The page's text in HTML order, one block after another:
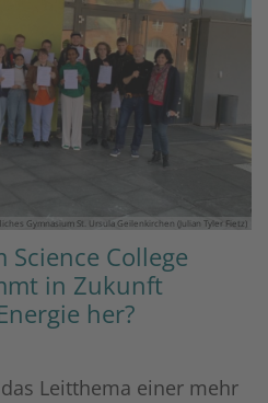
Gymnasium St. Ursula Geilenkirchen (Julian Tyler Fietz)
Science College
in Zukunft
her?
Leitthema einer mehr